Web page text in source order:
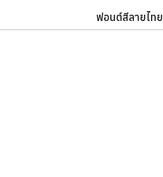
ฟอนต์สีลายไทย